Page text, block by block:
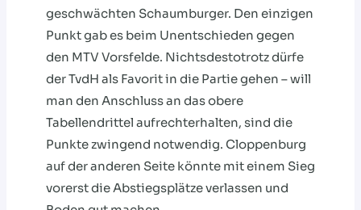
geschwächten Schaumburger. Den einzigen
Punkt gab es beim Unentschieden gegen
den MTV Vorsfelde. Nichtsdestotrotz dürfe
der TvdH als Favorit in die Partie gehen – will
man den Anschluss an das obere
Tabellendrittel aufrechterhalten, sind die
Punkte zwingend notwendig. Cloppenburg
auf der anderen Seite könnte mit einem Sieg
vorerst die Abstiegsplätze verlassen und